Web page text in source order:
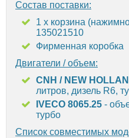
Состав поставки:
1 х корзина
135021510
Фирменная коробка
Двигатели / объем:
CNH / NEW
литров, дизель R6,
IVECO 8065.25 -
турбо
Список совместимых